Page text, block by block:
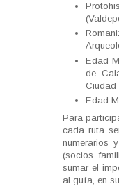
Edad
de
Ciudad
Edad
Para
cada ruta
(socios
sumar el
al guía, en